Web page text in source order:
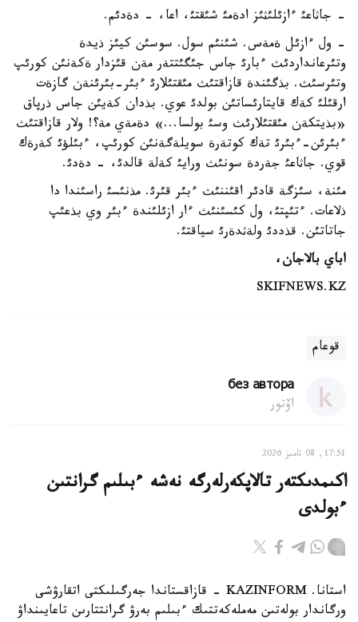
- جاثاعئ ءازئلئثئز ادةمئ شئقتئ، اعا، - دةدئم.
- ول ءازئل ةمةس. شئنئم سول. سوسئن كيئز ذيدة
وتئرعانداردئث ءبارئ جاس جئگئتتةر مةن قئزدار ةكةنئن كورئپ
وتئرسئث. بذگئندة قازاقتئث مئقتئلارئ ءبئر-بئرئنةن گازةت
ارقئلئ كةك قايتارئساتئن بولدئ عوي. بذدان كةيئن جاس ذرپاق
«بذيتكةن مئقتئلارئث وسئ بولسا...» دةمةي مة؟! ولار قازاقتئث
ءبئرئن-ءبئرئ تةك كوتةرة سويلةگةنئن كورئپ، ءبئلؤئ كةرةك
قوي. جاثاعئ جةردة سونئث ورايئ كةلة قالدئ، - دةدئ.
مئنة، سئزگة قادئر اقئننئث ءبئر قئرئ. مذنئسئ راسئندا دا
ذلاعات. ءتئپتئ، ول كئسئنئث ءار ازئلئندة ءبئر وي بذعئپ
جاتاتئن. قذددئ ولةثدةرئ سياقتئ.
اباي بالاجان،
SKIFNEWS.KZ
قوعام
без автора
اۆتور
17:51, 08 تامىز 2026
اكىمدىكتەر تالاپكەرلەرگە نەشە ءبىلىم گرانتىن
ءبولدى
استانا. KAZINFORM - قازاقستاندا جەرگىلىكتى اتقارۋشى
ورگاندار بولەتىن مەملەكەتتىك ءبىلىم بەرۋ گرانتتارىن تاعايىنداۋ